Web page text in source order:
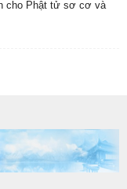
cho Phật tử sơ cơ và